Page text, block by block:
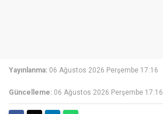
Yayınlanma: 06 Ağustos 2026 Perşembe 17:16
Güncelleme: 06 Ağustos 2026 Perşembe 17:16